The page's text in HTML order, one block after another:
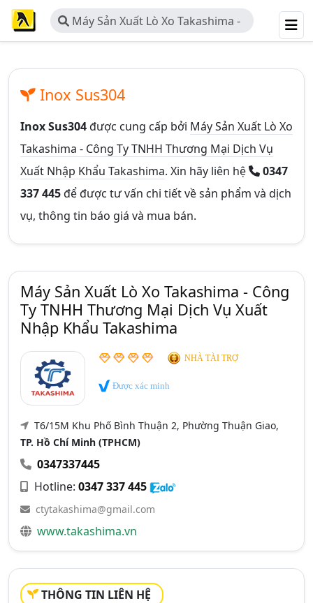
Máy Sản Xuất Lò Xo Takashima -
Công Ty TNHH Thương Mại Dịch Vụ
Inox Sus304
Inox Sus304được cung cấp bởi Máy Sản Xuất Lò Xo
Takashima - Công Ty TNHH Thương Mại Dịch Vụ
Xuất Nhập Khẩu Takashima. Xin hãy liên hệ
0347
337 445để được tư vấn chi tiết về sản phẩm và dịch
vụ, thông tin báo giá và mua bán.
Máy Sản Xuất Lò Xo Takashima - Công
Ty TNHH Thương Mại Dịch Vụ Xuất
Nhập Khẩu Takashima
NHÀ TÀI TRỢ
Được xác minh
T6/15M Khu Phố Bình Thuận 2, Phường Thuận Giao,
TP. Hồ Chí Minh (TPHCM)
0347337445
Hotline: 0347 337 445
ctytakashima@gmail.com
www.takashima.vn
THÔNG TIN LIÊN HỆ